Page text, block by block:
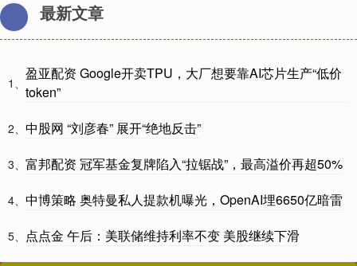
最新文章
1、
盈亚配资 Google开卖TPU，大厂想要靠AI芯片生产“低价
token”
2、 中股网 “刘彦春” 展开“绝地反击”
3、 富邦配资 冠军基金复牌陷入“拉锯战”，最高溢价再超50%
4、 中博策略 奥特曼私人提款机曝光，OpenAI埋6650亿暗雷
5、 点点金 午后：美联储维持利率不变 美股继续下滑